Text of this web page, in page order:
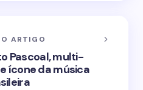
ARTIGO
Pascoal, multi-
ícone da música